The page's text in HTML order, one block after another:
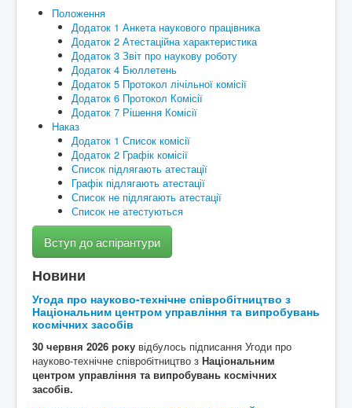
Документи
Аспірантура/Докторантура
Публікації
Події
Контакти
Положення
Додаток 1 Анкета наукового працівника
Додаток 2 Атестаційна характеристика
Додаток 3 Звіт про наукову роботу
Додаток 4 Бюллетень
Додаток 5 Протокол лічільної комісії
Додаток 6 Протокол Комісії
Додаток 7 Рішення Комісії
Наказ
Додаток 1 Список комісії
Додаток 2 Графік комісії
Список підлягають атестації
Графік підлягають атестації
Список не підлягають атестації
Список не атестуються
Вступ до аспірантури
Новини
Угода про науково-технічне співробітництво з
Національним центром управління та випробувань
космічних засобів
30 червня 2026 року відбулось підписання Угоди про
науково-технічне співробітництво з Національним
центром управління та випробувань космічних
засобів.